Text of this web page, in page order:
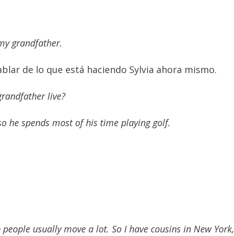
grandfather.
de lo que está haciendo Sylvia ahora mismo.
live?
he spends most of his time playing golf.
usually move a lot. So I have cousins in New York,